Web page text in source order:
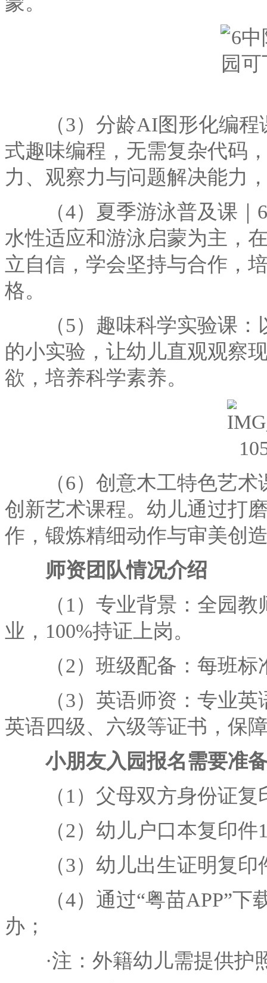
（3）分龄AI图形化编程
式趣味编程，无需复杂代码
力、观察力与问题解决能力
（4）夏季游泳普及课｜
水性适应和游泳启蒙为主，
立自信，学会坚持与合作，
格。
（5）趣味科学实验课：
的小实验，让幼儿直观观察
欲，培养科学素养。
（6）创意木工特色艺术
创新艺术课程。幼儿通过打
作，锻炼精细动作与审美创
师资团队情况介绍
（1）专业背景：全园教
业，100%持证上岗。
（2）班级配备：每班标
（3）英语师资：专业英
英语四级、六级等证书，保
小朋友入园报名需要准
（1）父母双方身份证复
（2）幼儿户口本复印件
（3）幼儿出生证明复印
（4）通过“粤苗APP”下
办；
·注：外籍幼儿需提供护